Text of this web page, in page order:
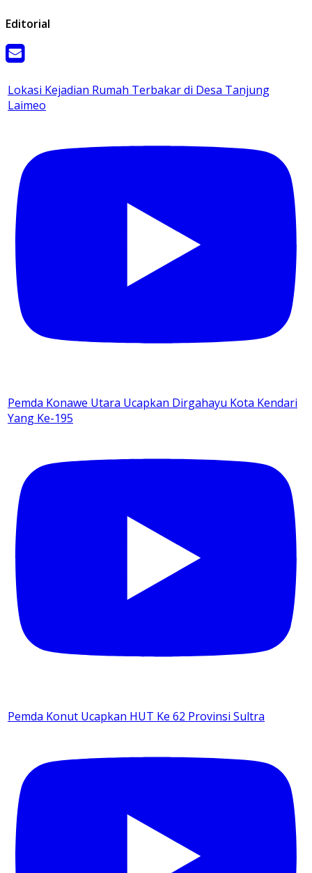
Editorial
Lokasi Kejadian Rumah Terbakar di Desa Tanjung
Laimeo
Pemda Konawe Utara Ucapkan Dirgahayu Kota Kendari
Yang Ke-195
Pemda Konut Ucapkan HUT Ke 62 Provinsi Sultra